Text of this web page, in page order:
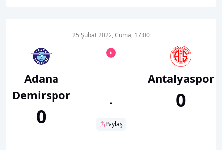
Adana
Demirspor
0
25 Şubat 2022, Cuma, 17:00
-
Paylaş
Antalyaspor
0